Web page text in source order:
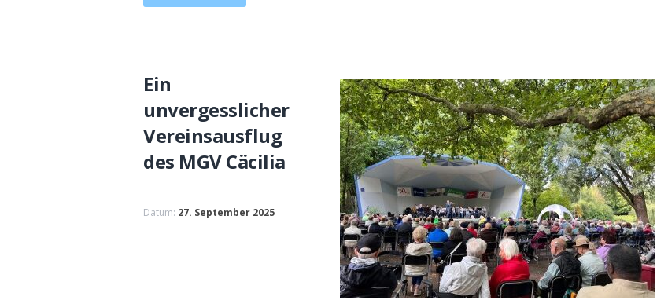
Ein
unvergesslicher
Vereinsausflug
des MGV Cäcilia
Datum: 27. September 2025